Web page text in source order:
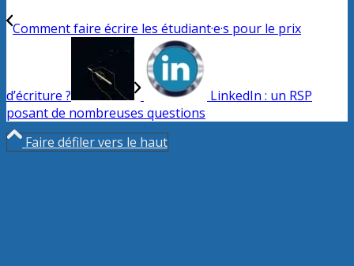
Comment faire écrire les étudiant·e·s pour le prix
d’écriture ?
LinkedIn : un RSP
posant de nombreuses questions
Faire défiler vers le haut